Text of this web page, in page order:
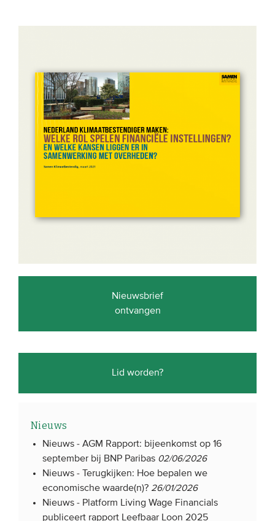
Nieuwsbrief
ontvangen
Lid worden?
Nieuws
Nieuws -AGM Rapport: bijeenkomst op 16
september bij BNP Paribas 02/06/2026
Nieuws - Terugkijken: Hoe bepalen we
economische waarde(n)? 26/01/2026
Nieuws - Platform Living Wage Financials
publiceert rapport Leefbaar Loon 2025